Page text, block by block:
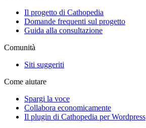
Il progetto di Cathopedia
Domande frequenti sul progetto
Guida alla consultazione
Comunità
Siti suggeriti
Come aiutare
Spargi la voce
Collabora economicamente
Il plugin di Cathopedia per Wordpress